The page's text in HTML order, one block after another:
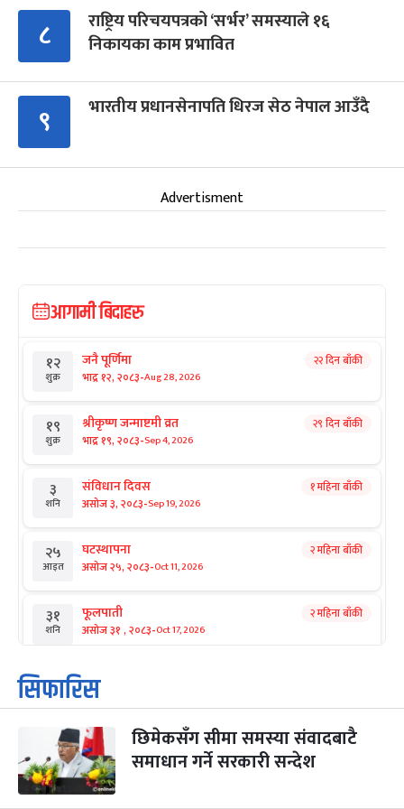
८
राष्ट्रिय परिचयपत्रको ‘सर्भर’ समस्याले १६
निकायका काम प्रभावित
९ भारतीय प्रधानसेनापति धिरज सेठ नेपाल आउँदै
Advertisment
आगामी बिदाहरु
१२
शुक्र
जनै पूर्णिमा
भाद्र १२, २०८३-Aug 28, 2026
२२ दिन बाँकी
१९
शुक्र
श्रीकृष्ण जन्माष्टमी व्रत
भाद्र १९, २०८३-Sep 4, 2026
२९ दिन बाँकी
३
शनि
संविधान दिवस
असोज ३, २०८३-Sep 19, 2026
१ महिना बाँकी
२५
आइत
घटस्थापना
असोज २५, २०८३-Oct 11, 2026
२ महिना बाँकी
३१
शनि
फूलपाती
असोज ३१ , २०८३-Oct 17, 2026
२ महिना बाँकी
१
आइत
कार्तिक सङ्क्रान्ति
कार्तिक १, २०८३
३
मंगल
महानवमी
कार्तिक ३, २०८३-Oct 20, 2026
२ महिना बाँकी
सिफारिस
छिमेकसँग सीमा समस्या संवादबाटै
समाधान गर्ने सरकारी सन्देश